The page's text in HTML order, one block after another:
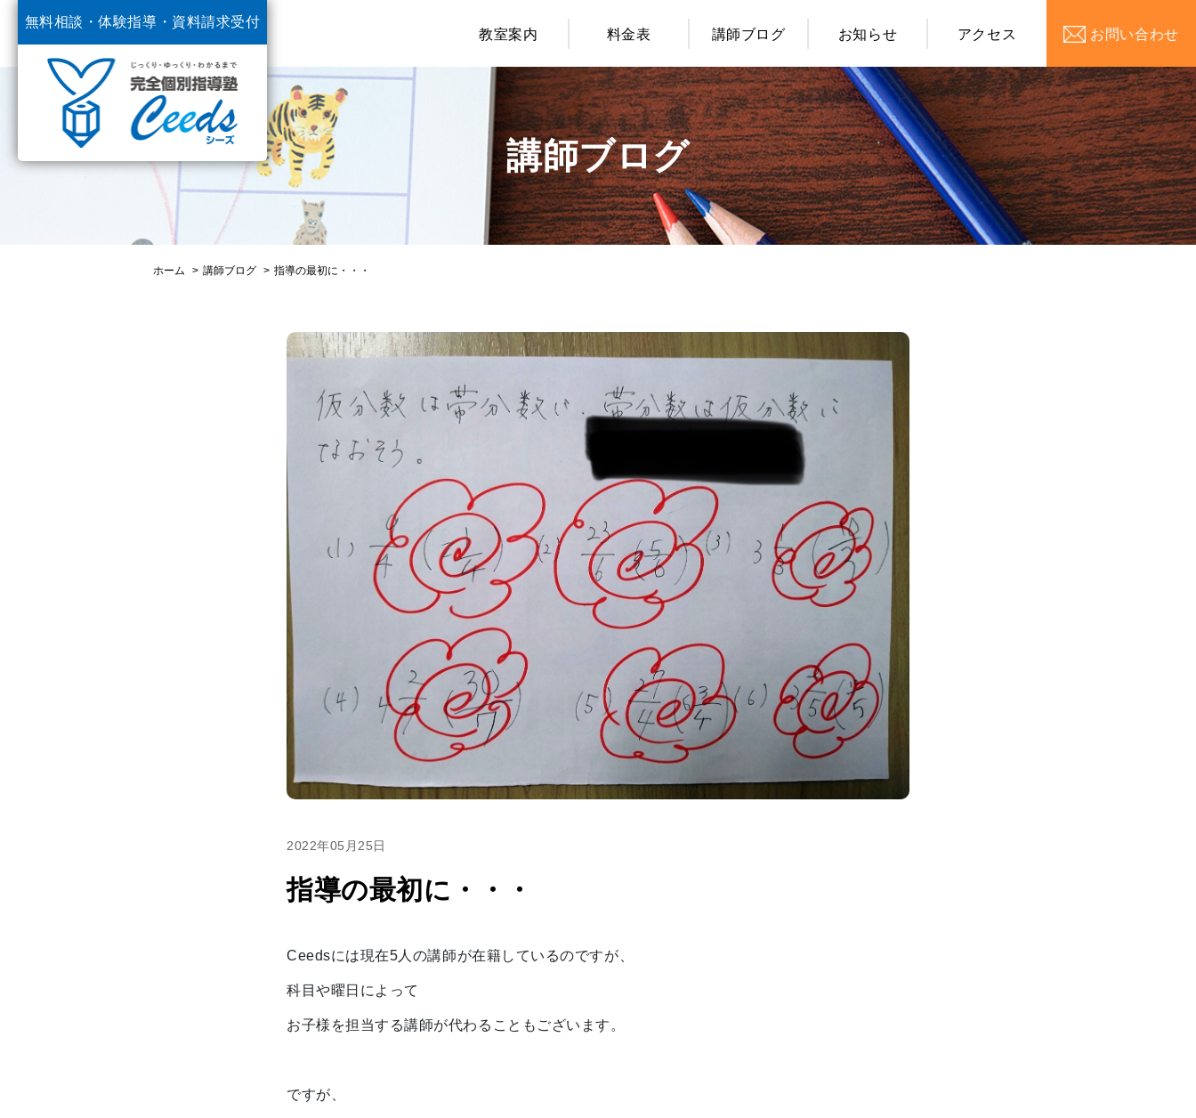
無料相談・体験指導・ 資料請求受付
中
教室案内 料金表 講師ブログ お知らせ アクセス お問い合わせ
講師ブログ
ホーム 講師ブログ 指導の最初に・・・
2022年05月25日
指導の最初に・・・
Ceedsには現在5人の講師が在籍しているのですが、
科目や曜日によって
お子様を担当する講師が代わることもございます。
ですが、